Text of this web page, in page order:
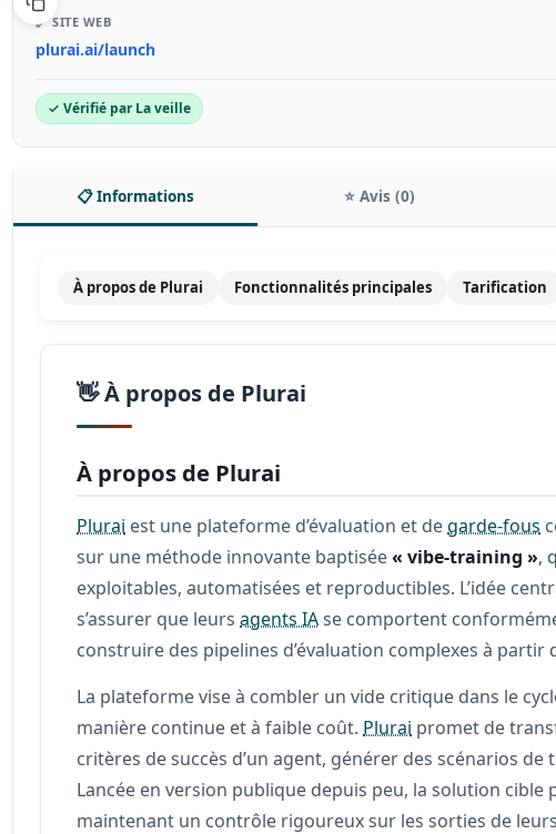
🔗 SITE WEB
plurai.ai/launch
✓ Vérifié par La veille
📋 Informations ⭐ Avis (0)
À propos de Plurai Fonctionnalités principales Tarification
👋 À propos de Plurai
À propos de Plurai
Plurai est une plateforme d’évaluation et degarde-fous
sur une méthode innovante baptisée« vibe-training »,
exploitables, automatisées et reproductibles. L’idée
s’assurer que leursagents IAse comportent
construire des pipelines d’évaluation complexes à partir
La plateforme vise à combler un vide critique dans le
manière continue et à faible coût. Plurai promet de
critères de succès d’un agent, générer des scénarios
Lancée en version publique depuis peu, la solution
maintenant un contrôle rigoureux sur les sorties de